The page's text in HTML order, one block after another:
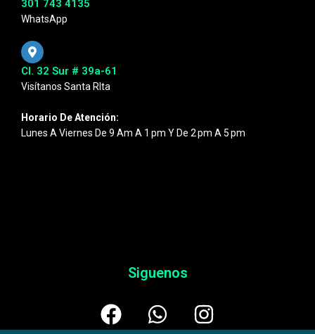
301 743 4135
WhatsApp
Cl. 32 Sur # 39a-61
Visítanos Santa RIta
Horario De Atención:
Lunes A Viernes De 9 Am A 1 Pm Y De 2 Pm A 5 Pm
Siguenos